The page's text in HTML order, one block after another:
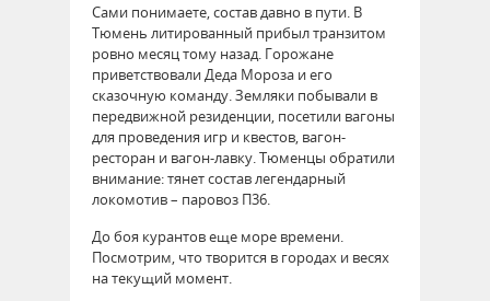
Сами понимаете, состав давно в пути. В
Тюмень литированный прибыл транзитом
ровно месяц тому назад. Горожане
приветствовали Деда Мороза и его
сказочную команду. Земляки побывали в
передвижной резиденции, посетили вагоны
для проведения игр и квестов, вагон-
ресторан и вагон-лавку. Тюменцы обратили
внимание: тянет состав легендарный
локомотив – паровоз П36.
До боя курантов еще море времени.
Посмотрим, что творится в городах и весях
на текущий момент.